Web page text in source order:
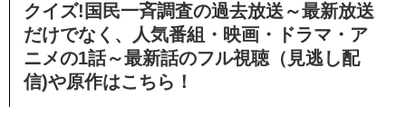
クイズ!国民一斉調査の過去放送～最新放送
だけでなく、人気番組・映画・ドラマ・ア
ニメの1話～最新話のフル視聴（見逃し配
信)や原作はこちら！